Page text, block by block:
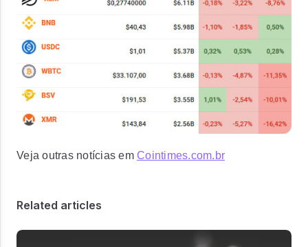
Veja outras notícias em Cointimes.com.br
Related articles